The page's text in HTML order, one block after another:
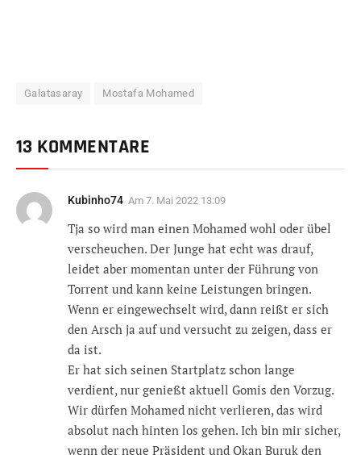
Galatasaray Mostafa Mohamed
13 KOMMENTARE
Kubinho74 Am 7. Mai 2022 13:09
Tja so wird man einen Mohamed wohl oder übel
verscheuchen. Der Junge hat echt was drauf,
leidet aber momentan unter der Führung von
Torrent und kann keine Leistungen bringen.
Wenn er eingewechselt wird, dann reißt er sich
den Arsch ja auf und versucht zu zeigen, dass er
da ist.
Er hat sich seinen Startplatz schon lange
verdient, nur genießt aktuell Gomis den Vorzug.
Wir dürfen Mohamed nicht verlieren, das wird
absolut nach hinten los gehen. Ich bin mir sicher,
wenn der neue Präsident und Okan Buruk den